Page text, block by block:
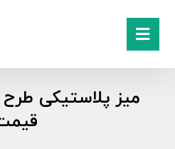
میز پلاستیکی